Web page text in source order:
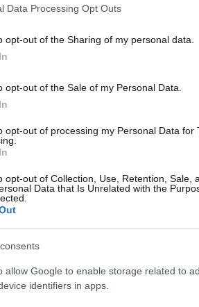
Data Processing Opt Outs
opt-out of the Sharing of my personal data.
opt-out of the Sale of my Personal Data.
opt-out of processing my Personal Data for
opt-out of Collection, Use, Retention, Sale,
Data that Is Unrelated with the
allow Google to enable storage related to
identifiers in apps.
νοσοκομείο «Γ. Γεννηματάς»,
και συγκεκριμένα κακώσεις
έπειτα ήταν ζήτημα τιμής για
δράστη, με το κινητό της
σε κοντινή απόσταση να